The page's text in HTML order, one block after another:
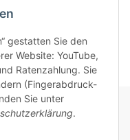
gestatten Sie den
Website: YouTube,
Ratenzahlung. Sie
(Fingerabdruck-
Sie unter
.